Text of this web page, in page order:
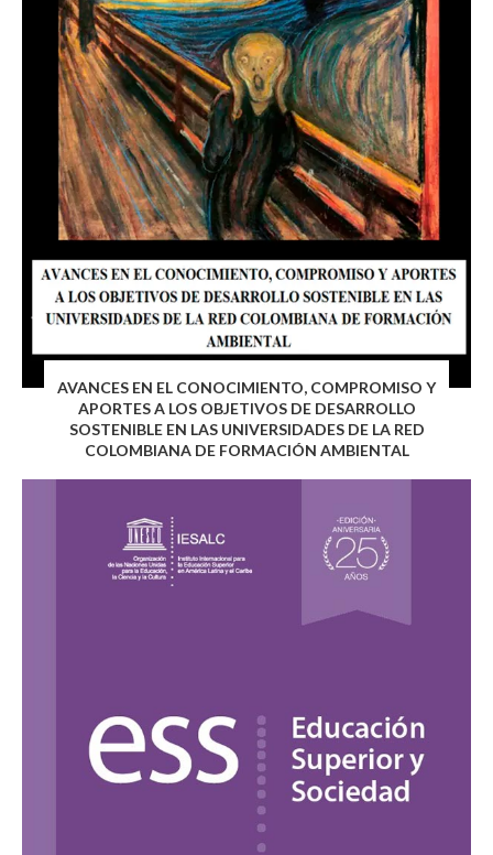
AVANCES EN EL CONOCIMIENTO, COMPROMISO Y
APORTES A LOS OBJETIVOS DE DESARROLLO
SOSTENIBLE EN LAS UNIVERSIDADES DE LA RED
COLOMBIANA DE FORMACIÓN AMBIENTAL